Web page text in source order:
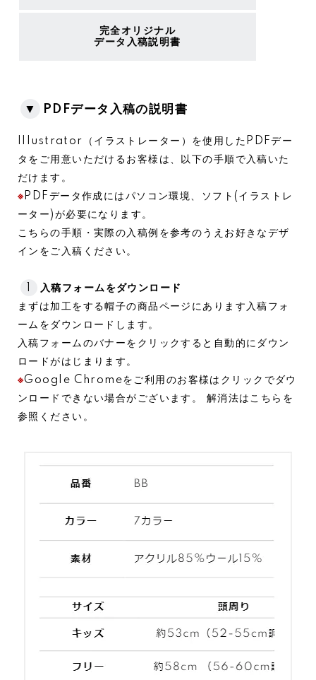
完全オリジナル
データ入稿説明書
▼ PDFデータ入稿の説明書
Illustrator（イラストレーター）を使用したPDFデー
タをご用意いただけるお客様は、以下の手順で入稿いた
だけます。
※PDFデータ作成にはパソコン環境、ソフト(イラストレ
ーター)が必要になります。
こちらの手順・実際の入稿例を参考のうえお好きなデザ
インをご入稿ください。
1
入稿フォームをダウンロード
まずは加工をする帽子の商品ページにあります入稿フォ
ームをダウンロードします。
入稿フォームのバナーをクリックすると自動的にダウン
ロードがはじまります。
※Google Chromeをご利用のお客様はクリックでダウ
ンロードできない場合がございます。 解消法はこちらを
参照ください。